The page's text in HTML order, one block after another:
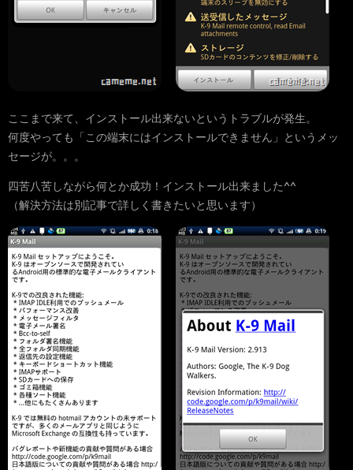
ここまで来て、インストール出来ないというトラブルが発生。
何度やっても「この端末にはインストールできません」というメッ
セージが。。。
四苦八苦しながら何とか成功！インストール出来ました^^
（解決方法は別記事で詳しく書きたいと思います）